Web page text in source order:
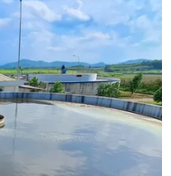
thanh sát viên
2 đưa tin nước này
thanh sát quốc tế
này, được cho là